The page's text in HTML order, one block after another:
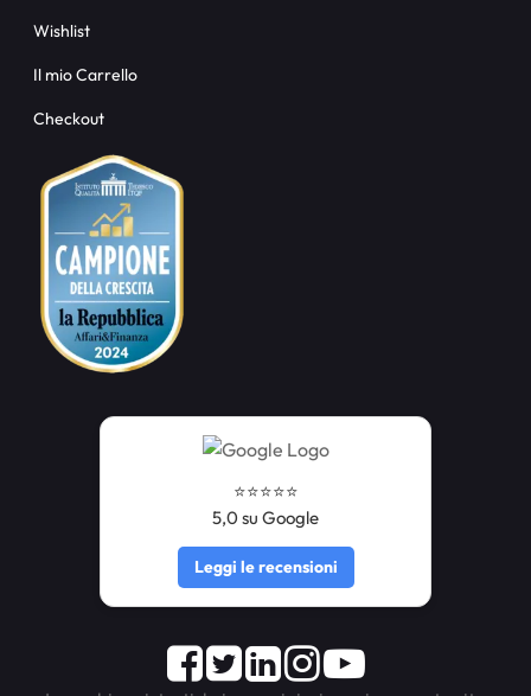
Wishlist
Il mio Carrello
Checkout
⭐️⭐️⭐️⭐️⭐️
5,0 su Google
Leggi le recensioni
Facebook
TwitterLinkedInInstagram
Youtube